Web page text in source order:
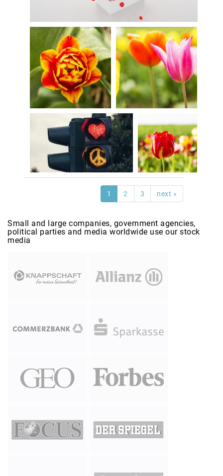
1 2 3 next »
Small and large companies, government agencies,
political parties and media worldwide use our stock
media